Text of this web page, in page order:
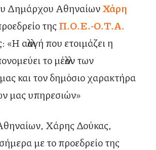
Δημάρχου ΑθηναίωνΧάρη
της Π.Ο.Ε.-Ο.Τ.Α.
αλλαγή που ετοιμάζει η
το μέλλον των
και τον δημόσιο χαρακτήρα
μας υπηρεσιών»
Χάρης Δούκας,
με το προεδρείο της